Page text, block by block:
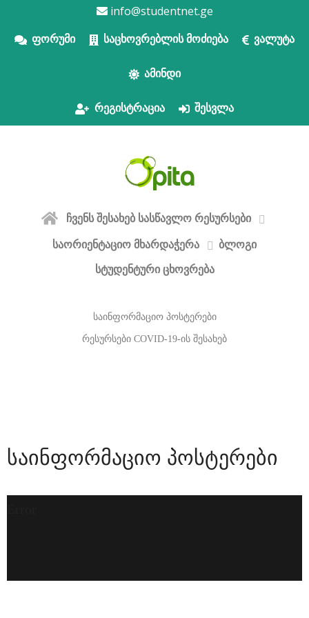
info@studentnet.ge
ფორუმი საცხოვრებლის მოძიება ვალუტა
ამინდი
რეგისტრაცია შესვლა
ჩვენს შესახებ სასწავლო რესურსები
საორიენტაციო მხარდაჭერა ბლოგი
სტუდენტური ცხოვრება
საინფორმაციო პოსტერები
რესურსები COVID-19-ის შესახებ
საინფორმაციო პოსტერები